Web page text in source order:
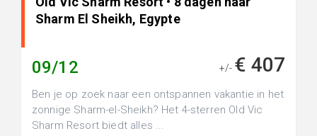
Sharm El Sheikh, Egypte
09/12 +/- € 407
Ben je op zoek naar een ontspannen vakantie in het
zonnige Sharm-el-Sheikh? Het 4-sterren Old Vic
Sharm Resort biedt alles ...